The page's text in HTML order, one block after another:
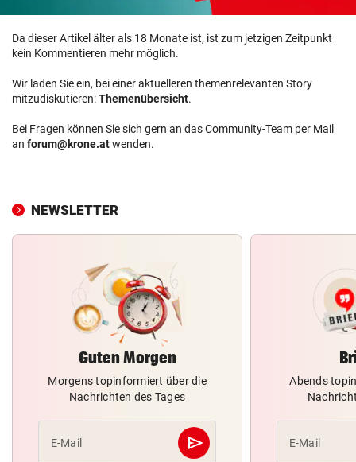
Da dieser Artikel älter als 18 Monate ist, ist zum jetzigen Zeitpunkt
kein Kommentieren mehr möglich.
Wir laden Sie ein, bei einer aktuelleren themenrelevanten Story
mitzudiskutieren:Themenübersicht.
Bei Fragen können Sie sich gern an das Community-Team per Mail
an forum@krone.atwenden.
NEWSLETTER
Guten Morgen
Morgens topinformiert über die
Nachrichten des Tages
E-Mail send
Abschicken
Abends
E-Mail